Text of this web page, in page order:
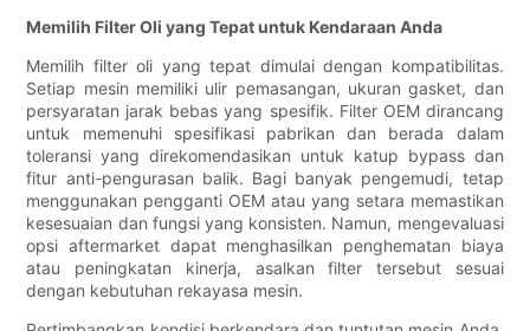
Memilih Filter Oli yang Tepat untuk Kendaraan Anda
Memilih filter oli yang tepat dimulai dengan kompatibilitas.
Setiap mesin memiliki ulir pemasangan, ukuran gasket, dan
persyaratan jarak bebas yang spesifik. Filter OEM dirancang
untuk memenuhi spesifikasi pabrikan dan berada dalam
toleransi yang direkomendasikan untuk katup bypass dan
fitur anti-pengurasan balik. Bagi banyak pengemudi, tetap
menggunakan pengganti OEM atau yang setara memastikan
kesesuaian dan fungsi yang konsisten. Namun, mengevaluasi
opsi aftermarket dapat menghasilkan penghematan biaya
atau peningkatan kinerja, asalkan filter tersebut sesuai
dengan kebutuhan rekayasa mesin.